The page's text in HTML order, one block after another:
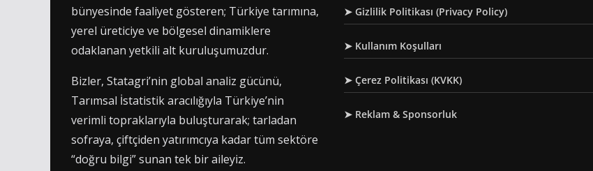
bünyesinde faaliyet gösteren; Türkiye tarımına,
yerel üreticiye ve bölgesel dinamiklere
odaklanan yetkili alt kuruluşumuzdur.
Bizler, Statagri’nin global analiz gücünü,
Tarımsal İstatistik aracılığıyla Türkiye’nin
verimli topraklarıyla buluşturarak; tarladan
sofraya, çiftçiden yatırımcıya kadar tüm sektöre
“doğru bilgi” sunan tek bir aileyiz.
➤ Gizlilik Politikası (Privacy Policy)
➤ Kullanım Koşulları
➤ Çerez Politikası (KVKK)
➤ Reklam & Sponsorluk